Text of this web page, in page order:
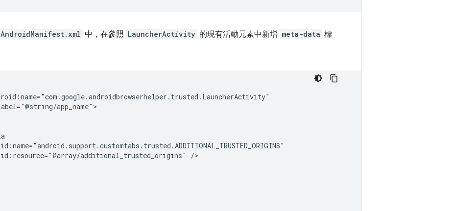
AndroidManifest.xml 中，在參照 LauncherActivity 的現有活動元素中新增 meta-data 標
app_name">
additional_trusted_origins"
/>